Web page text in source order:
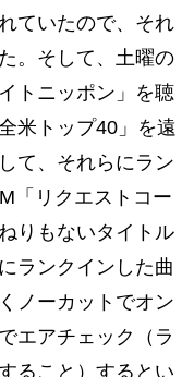
ていたので、それ
。そして、土曜の
トニッポン」を聴
米トップ40」を遠
て、それらにラン
「リクエストコー
りもないタイトル
ランクインした曲
ノーカットでオン
エアチェック（ラ
ること）するとい